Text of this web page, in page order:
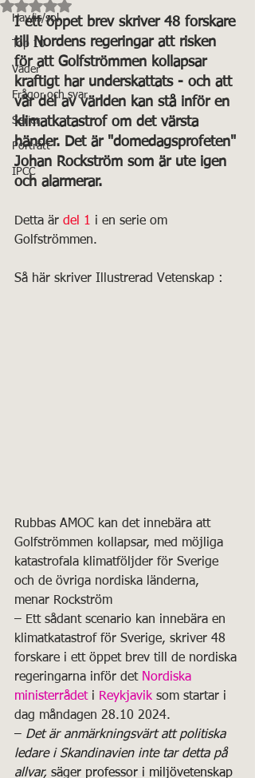
Hav/is/sol
Top 10
Väder
Frågor och svar
Serier
Porträtt
IPCC
Betygsatt till NaN av 5 stjärnor.
I ett öppet brev skriver 48 forskare
till Nordens regeringar att risken
för att Golfströmmen kollapsar
kraftigt har underskattats - och att
vår del av världen kan stå inför en
klimatkatastrof om det värsta
händer. Det är "domedagsprofeten"
Johan Rockström som är ute igen
och alarmerar.
Detta är del 1 i en serie om
Golfströmmen.
Så här skriver Illustrerad Vetenskap :
Rubbas AMOC kan det innebära att
Golfströmmen kollapsar, med möjliga
katastrofala klimatföljder för Sverige
och de övriga nordiska länderna,
menar Rockström
– Ett sådant scenario kan innebära en
klimatkatastrof för Sverige, skriver 48
forskare i ett öppet brev till de nordiska
regeringarna inför det Nordiska
ministerrådet i Reykjavik som startar i
dag måndagen 28.10 2024.
– Det är anmärkningsvärt att politiska
ledare i Skandinavien inte tar detta på
allvar, säger professor i miljövetenskap